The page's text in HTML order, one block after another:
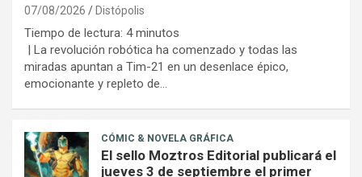
07/08/2026 Distópolis
Tiempo de lectura: 4 minutos
| La revolución robótica ha comenzado y todas las
miradas apuntan a Tim-21 en un desenlace épico,
emocionante y repleto de…
CÓMIC & NOVELA GRÁFICA
El sello Moztros Editorial publicará el
jueves 3 de septiembre el primer